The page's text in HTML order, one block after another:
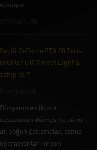
sunuyor.
Seçili GeForce RTX 50 Serisi
ürünlerle 007 First Light'a
sahip ol. *
Dünyanın en ikonik
casusunun dünyasına adım
at; yoğun çatışmalar, sızma
operasyonları ve son